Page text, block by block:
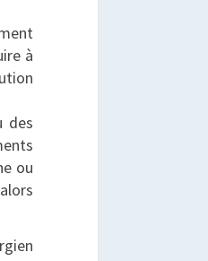
à
des
ou